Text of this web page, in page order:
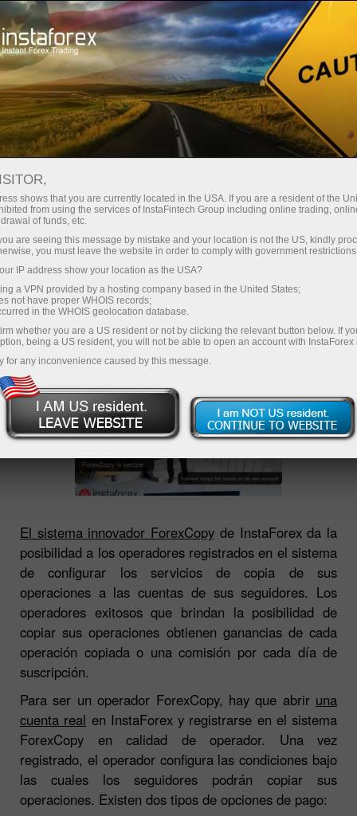
Para Inversionistas
Sistema ForexCopy
Operadores en el sistema ForexCopy
OPERADORES EN EL
SISTEMA FOREXCOPY
Deposite dinero
Retire dinero
El sistema innovador ForexCopy de InstaForex da la
posibilidad a los operadores registrados en el sistema
de configurar los servicios de copia de sus
operaciones a las cuentas de sus seguidores. Los
operadores exitosos que brindan la posibilidad de
copiar sus operaciones obtienen ganancias de cada
operación copiada o una comisión por cada día de
suscripción.
Para ser un operador ForexCopy, hay que abrir una
cuenta real en InstaForex y registrarse en el sistema
ForexCopy en calidad de operador. Una vez
registrado, el operador configura las condiciones bajo
las cuales los seguidores podrán copiar sus
operaciones. Existen dos tipos de opciones de pago:
shows that you are currently located in the USA. If you are a resident of the
from using the services of InstaFintech Group including online trading,
of funds, etc.
are seeing this message by mistake and your location is not the US, kindly
you must leave the website in order to comply with government
IP address show your location as the USA?
a VPN provided by a hosting company based in the United States;
not have proper WHOIS records;
in the WHOIS geolocation database.
whether you are a US resident or not by clicking the relevant button below. If
being a US resident, you will not be able to open an account with InstaForex
for any inconvenience caused by this message.